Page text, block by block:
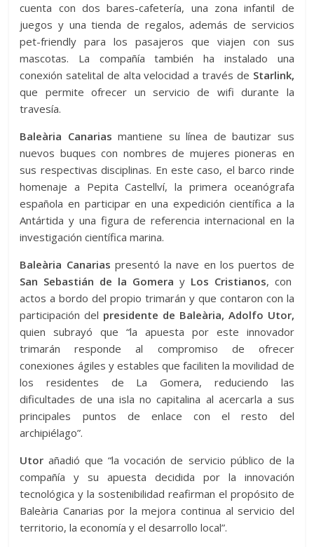
cuenta con dos bares-cafetería, una zona infantil de
juegos y una tienda de regalos, además de servicios
pet-friendly para los pasajeros que viajen con sus
mascotas. La compañía también ha instalado una
conexión satelital de alta velocidad a través de Starlink,
que permite ofrecer un servicio de wifi durante la
travesía.
Baleària Canarias mantiene su línea de bautizar sus
nuevos buques con nombres de mujeres pioneras en
sus respectivas disciplinas. En este caso, el barco rinde
homenaje a Pepita Castellví, la primera oceanógrafa
española en participar en una expedición científica a la
Antártida y una figura de referencia internacional en la
investigación científica marina.
Baleària Canarias presentó la nave en los puertos de
San Sebastián de la Gomera yLos Cristianos, con
actos a bordo del propio trimarán y que contaron con la
participación del presidente de Baleària, Adolfo Utor,
quien subrayó que “la apuesta por este innovador
trimarán responde al compromiso de ofrecer
conexiones ágiles y estables que faciliten la movilidad de
los residentes de La Gomera, reduciendo las
dificultades de una isla no capitalina al acercarla a sus
principales puntos de enlace con el resto del
archipiélago”.
Utor añadió que “la vocación de servicio público de la
compañía y su apuesta decidida por la innovación
tecnológica y la sostenibilidad reafirman el propósito de
Baleària Canarias por la mejora continua al servicio del
territorio, la economía y el desarrollo local”.